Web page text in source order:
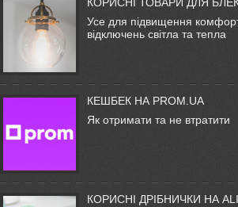
КОРИСНІ ТОВАРИ ДЛЯ
Усе для підвищення
відключень світла та тепла
КЕШБЕК НА PROM.UA
Як отримати та не втратити
КОРИСНІ ДРІБНИЧКИ НА